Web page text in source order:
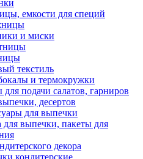
емкости для специй
и миски
текстиль
и термокружки
подачи салатов, гарниров
десертов
для выпечки
для выпечки, пакеты для
декора
кондитерские